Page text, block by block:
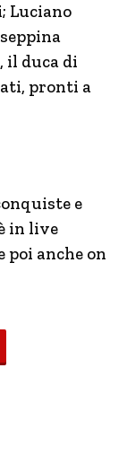
Luciano
il duca di
pronti a
e
in live
poi anche on